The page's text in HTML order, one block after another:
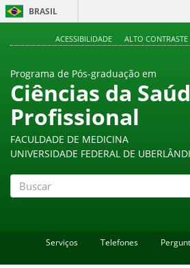
BRASIL
ACESSIBILIDADE ALTO CONTRASTE
Programa de Pós-graduação em
Ciências da
Profissional
FACULDADE DE MEDICINA
UNIVERSIDADE FEDERAL DE
Serviços Telefones